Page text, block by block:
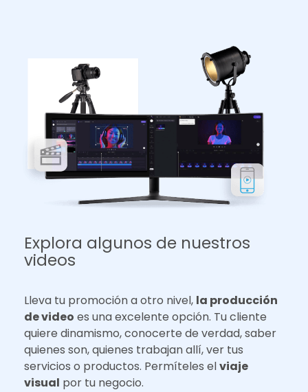
Explora algunos de nuestros
videos
Lleva tu promoción a otro nivel, la producción
de video es una excelente opción. Tu cliente
quiere dinamismo, conocerte de verdad, saber
quienes son, quienes trabajan allí, ver tus
servicios o productos. Permíteles elviaje
visual por tu negocio.